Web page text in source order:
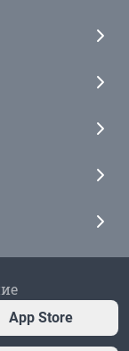
App Store